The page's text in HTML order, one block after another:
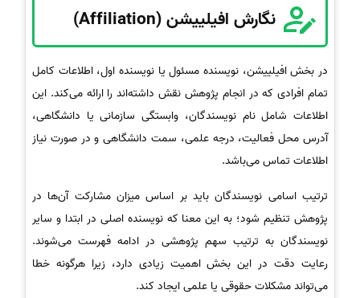
نگارش افیلییشن (Affiliation)
در بخش افیلییشن، نویسنده مسئول یا نویسنده اول، اطلاعات کامل
تمام افرادی که در انجام پژوهش نقش داشته‌اند را ارائه می‌کند. این
اطلاعات شامل نام نویسندگان، وابستگی سازمانی یا دانشگاهی،
آدرس محل فعالیت، درجه علمی، سمت دانشگاهی و در صورت نیاز
اطلاعات تماس می‌باشد.
ترتیب اسامی نویسندگان باید بر اساس میزان مشارکت آن‌ها در
پژوهش تنظیم شود؛ به این معنا که نویسنده اصلی در ابتدا و سایر
نویسندگان به ترتیب سهم پژوهشی در ادامه فهرست می‌شوند.
رعایت دقت در این بخش اهمیت زیادی دارد، زیرا هرگونه خطا
می‌تواند مشکلات حقوقی یا علمی ایجاد کند.